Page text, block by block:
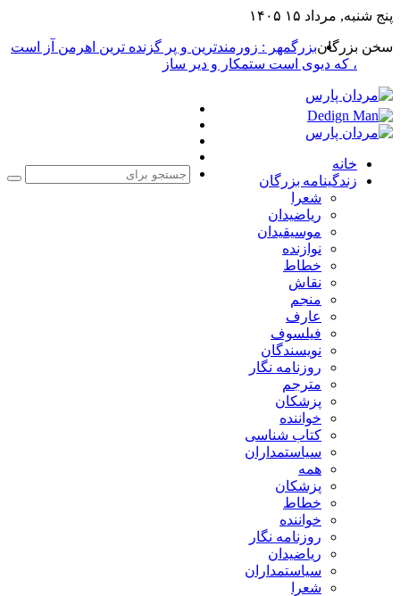
پنج شنبه, مرداد ۱۵ ۱۴۰۵
سخن بزرگانبزرگمهر : زورمندترین و پر گزنده ترین اهرمن آز است
، که دیوی است ستمکار و دیر ساز
خانه
زندگینامه بزرگان
شعرا
ریاضیدان
موسیقیدان
نوازنده
خطاط
نقاش
منجم
عارف
فیلسوف
نویسندگان
روزنامه نگار
مترجم
پزشکان
خواننده
کتاب شناسی
سیاستمداران
همه
پزشکان
خطاط
خواننده
روزنامه نگار
ریاضیدان
سیاستمداران
شعرا